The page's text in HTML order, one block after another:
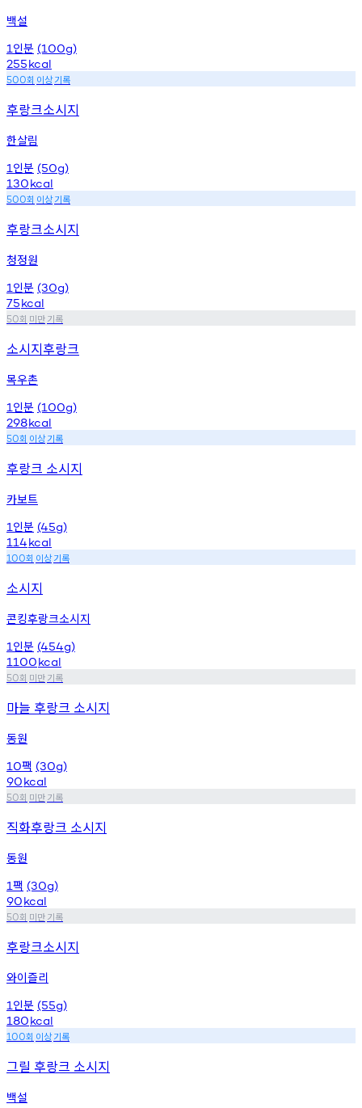
백설
1 인분 (100g)
255kcal
500회 이상기록
후랑크소시지
한살림
1 인분 (50g)
130kcal
500회 이상기록
후랑크소시지
청정원
1 인분 (30g)
75kcal
50회 미만기록
소시지후랑크
목우촌
1 인분 (100g)
298kcal
50회 이상기록
후랑크 소시지
카보트
1 인분 (45g)
114kcal
100회 이상기록
소시지
콘킹후랑크소시지
1 인분 (454g)
1100kcal
50회 미만기록
마늘 후랑크 소시지
동원
10팩 (30g)
90kcal
50회 미만기록
직화후랑크 소시지
동원
1팩 (30g)
90kcal
50회 미만기록
후랑크소시지
와이즐리
1 인분 (55g)
180kcal
100회 이상기록
그릴 후랑크 소시지
백설